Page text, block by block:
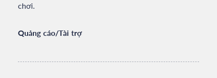
chơi.
Quảng cáo/Tài trợ